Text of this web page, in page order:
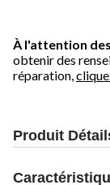
À l'attention
obtenir des
réparation,
Produit